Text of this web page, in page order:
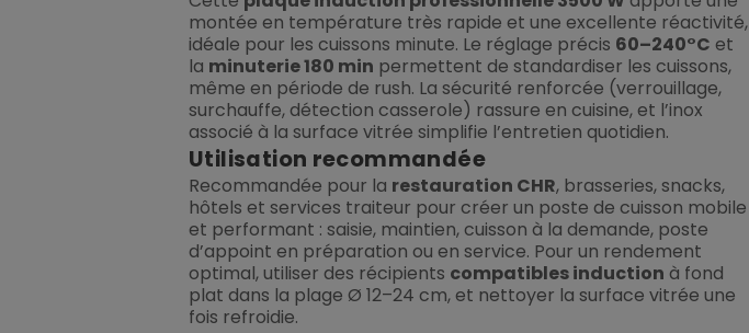
montée en température très rapide et une excellente réactivité,
idéale pour les cuissons minute. Le réglage précis 60–240°C et
la minuterie 180 min permettent de standardiser les cuissons,
même en période de rush. La sécurité renforcée (verrouillage,
surchauffe, détection casserole) rassure en cuisine, et l’inox
associé à la surface vitrée simplifie l’entretien quotidien.
Utilisation recommandée
Recommandée pour la restauration CHR, brasseries, snacks,
hôtels et services traiteur pour créer un poste de cuisson mobile
et performant : saisie, maintien, cuisson à la demande, poste
d’appoint en préparation ou en service. Pour un rendement
optimal, utiliser des récipients compatibles induction à fond
plat dans la plage Ø 12–24 cm, et nettoyer la surface vitrée une
fois refroidie.